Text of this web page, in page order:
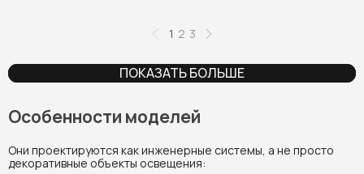
ПОКАЗАТЬ БОЛЬШЕ
1 2 3
Особенности моделей
Они проектируются как инженерные системы, а не просто
декоративные объекты освещения: